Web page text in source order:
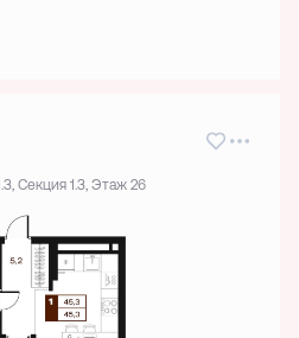
Секция 1.3, Этаж 26